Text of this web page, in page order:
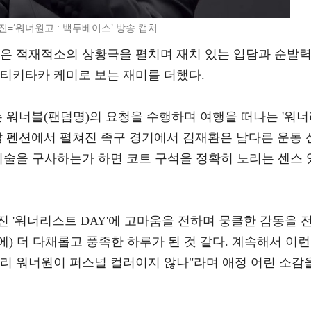
=‘워너원고 : 백투베이스’ 방송 캡처
적재적소의 상황극을 펼치며 재치 있는 입담과 순발력
키타카 케미로 보는 재미를 더했다.
너블(팬덤명)의 요청을 수행하며 여행을 떠나는 '워너
션에서 펼쳐진 족구 경기에서 김재환은 남다른 운동
을 구사하는가 하면 코트 구석을 정확히 노리는 센스
'워너리스트 DAY'에 고마움을 전하며 뭉클한 감동을 전
) 더 다채롭고 풍족한 하루가 된 것 같다. 계속해서 이런
워너원이 퍼스널 컬러이지 않나"라며 애정 어린 소감